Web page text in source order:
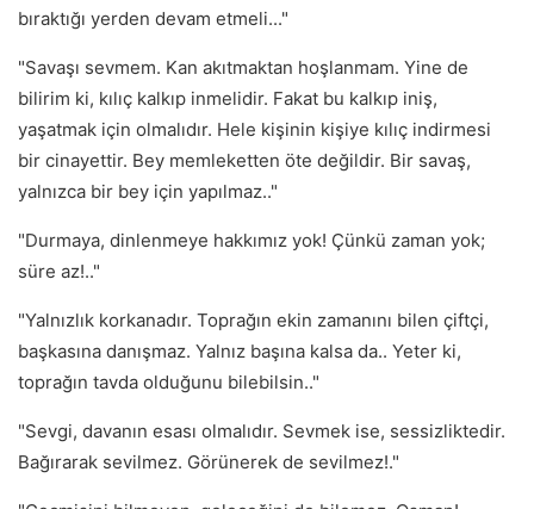
bıraktığı yerden devam etmeli..."
"Savaşı sevmem. Kan akıtmaktan hoşlanmam. Yine de
bilirim ki, kılıç kalkıp inmelidir. Fakat bu kalkıp iniş,
yaşatmak için olmalıdır. Hele kişinin kişiye kılıç indirmesi
bir cinayettir. Bey memleketten öte değildir. Bir savaş,
yalnızca bir bey için yapılmaz.."
"Durmaya, dinlenmeye hakkımız yok! Çünkü zaman yok;
süre az!.."
"Yalnızlık korkanadır. Toprağın ekin zamanını bilen çiftçi,
başkasına danışmaz. Yalnız başına kalsa da.. Yeter ki,
toprağın tavda olduğunu bilebilsin.."
"Sevgi, davanın esası olmalıdır. Sevmek ise, sessizliktedir.
Bağırarak sevilmez. Görünerek de sevilmez!."